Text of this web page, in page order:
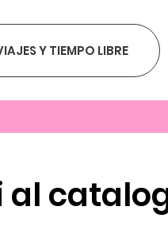
Y TIEMPO LIBRE
al